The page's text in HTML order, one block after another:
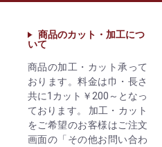
商品のカット・加工につ
いて
商品の加工・カット承って
おります。料金は巾・長さ
共に1カット￥200～となっ
ております。 加工・カット
をご希望のお客様はご注文
画面の「その他お問い合わ